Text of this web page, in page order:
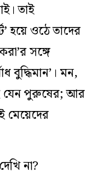
তাই
হয়ে ওঠে তাদের
সঙ্গে
বুদ্ধিমান’। মন,
যেন পুরুষের; আর
না?